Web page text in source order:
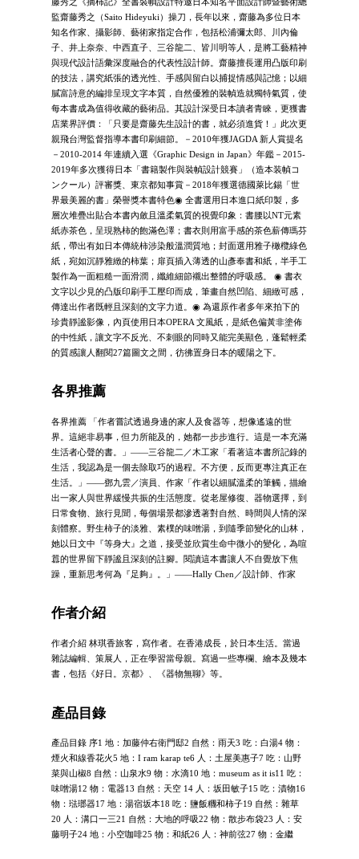
監齋藤秀之（Saito Hideyuki）操刀，長年以來，齋藤為多位日本
知名作家、攝影師、藝術家指定合作，包括松浦彌太郎、川內倫
子、井上奈奈、中西直子、三谷龍二、皆川明等人，是將工藝精神
與現代設計語彙深度融合的代表性設計師。齋藤擅長運用凸版印刷
的技法，講究紙張的透光性、手感與留白以捕捉情感與記憶；以細
膩富詩意的編排呈現文字本質，自然優雅的裝幀造就獨特氣質，使
每本書成為值得收藏的藝術品。其設計深受日本讀者青睞，更獲書
店業界評價：「只要是齋藤先生設計的書，就必須進貨！」此次更
親飛台灣監督指導本書印刷細節。－2010年獲JAGDA 新人賞提名
－2010-2014 年連續入選《Graphic Design in Japan》年鑑－2015-
2019年多次獲得日本「書籍製作與裝幀設計競賽」（造本装幀コ
ンクール）評審獎、東京都知事賞－2018年獲選德國萊比錫「世
界最美麗的書」榮譽獎本書特色◉ 全書選用日本進口紙印製，多
層次堆疊出貼合本書內斂且溫柔氣質的視覺印象：書腰以NT元素
紙赤茶色，呈現熟柿的飽滿色澤；書衣則用富手感的茶色薪傳瑪芬
紙，帶出有如日本傳統柿涉染般溫潤質地；封面選用雅子橄欖綠色
紙，宛如沉靜雅緻的柿葉；扉頁插入薄透的山彥奉書和紙，半手工
製作為一面粗糙一面滑潤，纖維細節襯出整體的呼吸感。 ◉ 書衣
文字以少見的凸版印刷手工壓印而成，筆畫自然凹陷、細緻可感，
傳達出作者既輕且深刻的文字力道。◉ 為還原作者多年來拍下的
珍貴靜謐影像，內頁使用日本OPERA 文風紙，是紙色偏黃非塗佈
的中性紙，讓文字不反光、不刺眼的同時又能完美顯色，蓬鬆輕柔
的質感讓人翻閱27篇圖文之間，彷彿置身日本的暖陽之下。
各界推薦
各界推薦 「作者嘗試透過身邊的家人及食器等，想像遙遠的世
界。這絕非易事，但力所能及的，她都一步步進行。這是一本充滿
生活者心聲的書。」——三谷龍二／木工家「看著這本書所記錄的
生活，我認為是一個去除取巧的過程。不方便，反而更專注真正在
生活。」——鄧九雲／演員、作家「作者以細膩溫柔的筆觸，描繪
出一家人與世界緩慢共振的生活態度。從老屋修復、器物選擇，到
日常食物、旅行見聞，每個場景都滲透著對自然、時間與人情的深
刻體察。野生柿子的淡雅、素樸的味噌湯，到隨季節變化的山林，
她以日文中『等身大』之道，接受並欣賞生命中微小的變化，為喧
囂的世界留下靜謐且深刻的註腳。閱讀這本書讓人不自覺放下焦
躁，重新思考何為『足夠』。」——Hally Chen／設計師、作家
作者介紹
作者介紹 林琪香旅客，寫作者。在香港成長，於日本生活。當過
雜誌編輯、策展人，正在學習當母親。寫過一些專欄、繪本及幾本
書，包括《好日。京都》、《器物無聊》等。
產品目錄
產品目錄 序1 地：加藤仲右衛門邸2 自然：雨天3 吃：白湯4 物：
煙火和線香花火5 地：I ram karap te6 人：土屋美惠子7 吃：山野
菜與山椒8 自然：山泉水9 物：水滴10 地：museum as it is11 吃：
味噌湯12 物：電器13 自然：天空 14 人：坂田敏子15 吃：漬物16
物：琺瑯器17 地：湯宿坂本18 吃：鹽飯糰和柿子19 自然：雜草
20 人：溝口一三21 自然：大地的呼吸22 物：散步布袋23 人：安
藤明子24 地：小空咖啡25 物：和紙26 人：神前弦27 物：金繼